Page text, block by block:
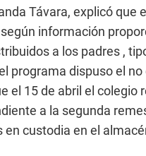
Távara, explicó
información
a los padres ,
programa dispuso el
el 15 de abril el colegio
a la segunda
en custodia en el